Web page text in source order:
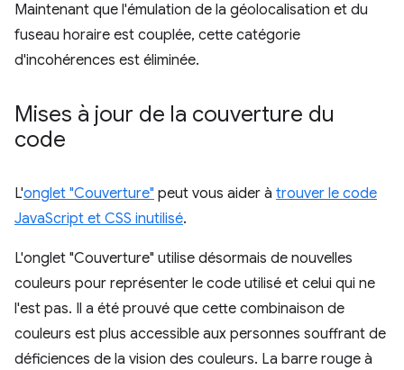
Maintenant que l'émulation de la géolocalisation et du
fuseau horaire est couplée, cette catégorie
d'incohérences est éliminée.
Mises à jour de la couverture du
code
L'onglet "Couverture" peut vous aider à trouver le code
JavaScript et CSS inutilisé.
L'onglet "Couverture" utilise désormais de nouvelles
couleurs pour représenter le code utilisé et celui qui ne
l'est pas. Il a été prouvé que cette combinaison de
couleurs est plus accessible aux personnes souffrant de
déficiences de la vision des couleurs. La barre rouge à